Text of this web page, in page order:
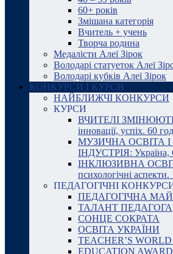
60+ років
Змішана категорія
Вчитель + учень
Творча родина
Медалісти Алеї Зірок
Володарі статуеток Алеї
Володарі кубків Алеї Зірок
КОНКУРСИ І КУРСИ
НАЙБЛИЖЧІ КОНКУРСИ
КУРСИ
ВЧИТЕЛІ ЗМІНЮЮТЬ
інновації, успіх. 60
МУЗИЧНА ОСВІТА
ІНДУСТРІЯ: Україна,
ІНКЛЮЗИВНА
психологічні
ПЕДАГОГІЧНІ
ПЕДАГОГІЧНА
ТАЛАНТ ПЕДАГОГА
СОНЦЕ СОКРАТА
ОСВІТА УКРАЇНИ
TEACHER’S
EDUCATION